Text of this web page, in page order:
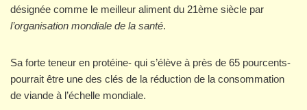
désignée comme le meilleur aliment du 21ème siècle par
l’organisation mondiale de la santé.
Sa forte teneur en protéine- qui s’élève à près de 65 pourcents-
pourrait être une des clés de la réduction de la consommation
de viande à l’échelle mondiale.